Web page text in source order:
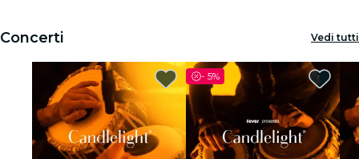
Concerti Vedi tutti
- 5%